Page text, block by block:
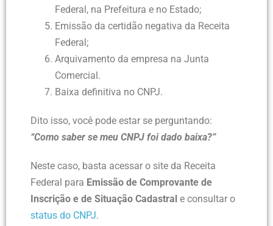
Federal, na Prefeitura e no Estado;
Emissão da certidão negativa da Receita
Federal;
Arquivamento da empresa na Junta
Comercial.
Baixa definitiva no CNPJ.
Dito isso, você pode estar se perguntando:
“Como saber se meu CNPJ foi dado baixa?”
Neste caso, basta acessar o site da Receita
Federal para Emissão de Comprovante de
Inscrição e de Situação Cadastral e consultar o
status do CNPJ.